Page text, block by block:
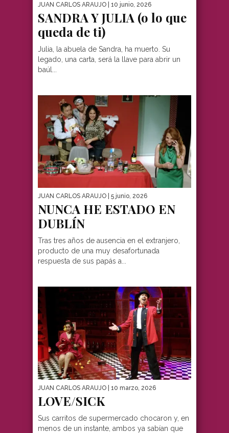
JUAN CARLOS ARAUJO | 10 junio, 2026
SANDRA Y JULIA (o lo que
queda de ti)
Julia, la abuela de Sandra, ha muerto. Su
legado, una carta, será la llave para abrir un
baúl...
JUAN CARLOS ARAUJO | 5 junio, 2026
NUNCA HE ESTADO EN
DUBLÍN
Tras tres años de ausencia en el extranjero,
producto de una muy desafortunada
respuesta de sus papás a...
JUAN CARLOS ARAUJO | 10 marzo, 2026
LOVE/SICK
Sus carritos de supermercado chocaron y, en
menos de un instante, ambos ya sabían que